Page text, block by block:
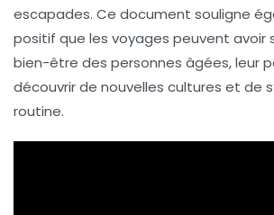
escapades. Ce document souligne
positif que les voyages peuvent avoir
bien-être des personnes âgées, leur
découvrir de nouvelles cultures et de
routine.